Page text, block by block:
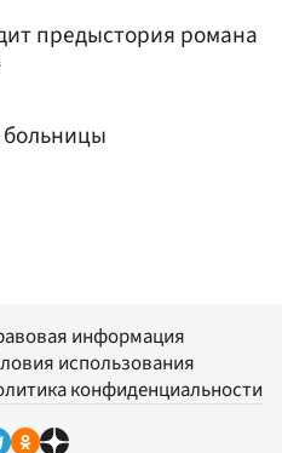
предыстория романа
информация
использования
конфиденциальности